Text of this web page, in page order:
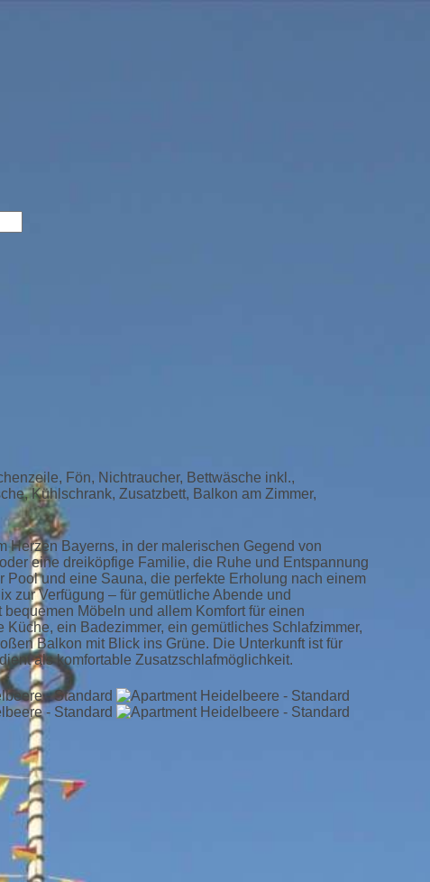
Fön, Nichtraucher, Bettwäsche inkl.,
Kühlschrank, Zusatzbett, Balkon am Zimmer,
Herzen Bayerns, in der malerischen Gegend von
eine dreiköpfige Familie, die Ruhe und Entspannung
und eine Sauna, die perfekte Erholung nach einem
zur Verfügung – für gemütliche Abende und
Möbeln und allem Komfort für einen
ein Badezimmer, ein gemütliches Schlafzimmer,
Balkon mit Blick ins Grüne. Die Unterkunft ist für
als komfortable Zusatzschlafmöglichkeit.